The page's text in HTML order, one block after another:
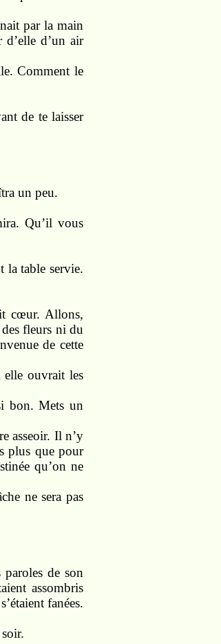
par la main
d’un air
Comment le
de te laisser
un peu.
Qu’il vous
la table servie.
cœur. Allons,
fleurs ni du
de cette
elle ouvrait les
bon. Mets un
asseoir. Il n’y
plus que pour
qu’on ne
ne sera pas
de son
assombris
fanées.